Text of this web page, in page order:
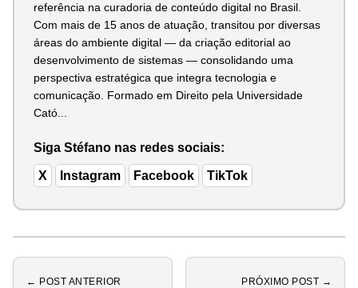
referência na curadoria de conteúdo digital no Brasil.
Com mais de 15 anos de atuação, transitou por diversas
áreas do ambiente digital — da criação editorial ao
desenvolvimento de sistemas — consolidando uma
perspectiva estratégica que integra tecnologia e
comunicação. Formado em Direito pela Universidade
Cató...
Siga Stéfano nas redes sociais:
X Instagram Facebook TikTok
← POST ANTERIOR PRÓXIMO POST →